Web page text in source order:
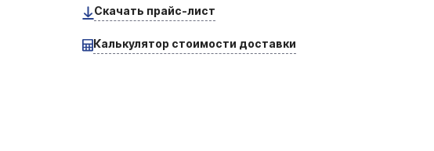
Скачать прайс-лист
Калькулятор стоимости доставки